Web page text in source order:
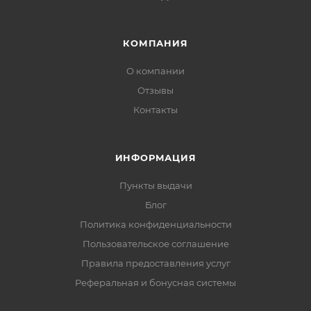
КОМПАНИЯ
О компании
Отзывы
Контакты
ИНФОРМАЦИЯ
Пункты выдачи
Блог
Политика конфиденциальности
Пользовательское соглашение
Правила предоставления услуг
Реферальная и бонусная системы